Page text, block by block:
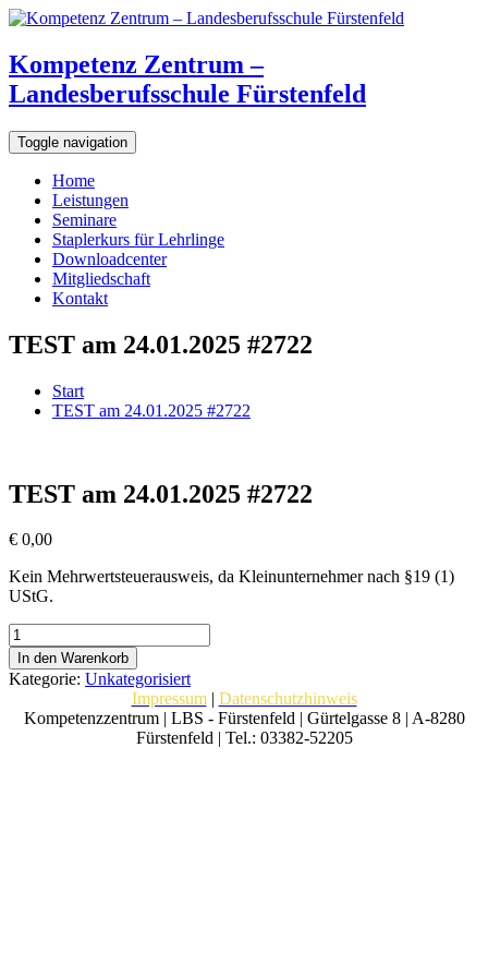
Kompetenz Zentrum –
Landesberufsschule Fürstenfeld
Toggle navigation
Home
Leistungen
Seminare
Staplerkurs für Lehrlinge
Downloadcenter
Mitgliedschaft
Kontakt
TEST am 24.01.2025 #2722
Start
TEST am 24.01.2025 #2722
TEST am 24.01.2025 #2722
€ 0,00
Kein Mehrwertsteuerausweis, da Kleinunternehmer nach §19 (1)
UStG.
TEST
am
24.01.2025
#2722
Menge
In den Warenkorb
Kategorie: Unkategorisiert
Impressum| Datenschutzhinweis
Kompetenzzentrum | LBS - Fürstenfeld | Gürtelgasse 8 | A-8280
Fürstenfeld | Tel.: 03382-52205